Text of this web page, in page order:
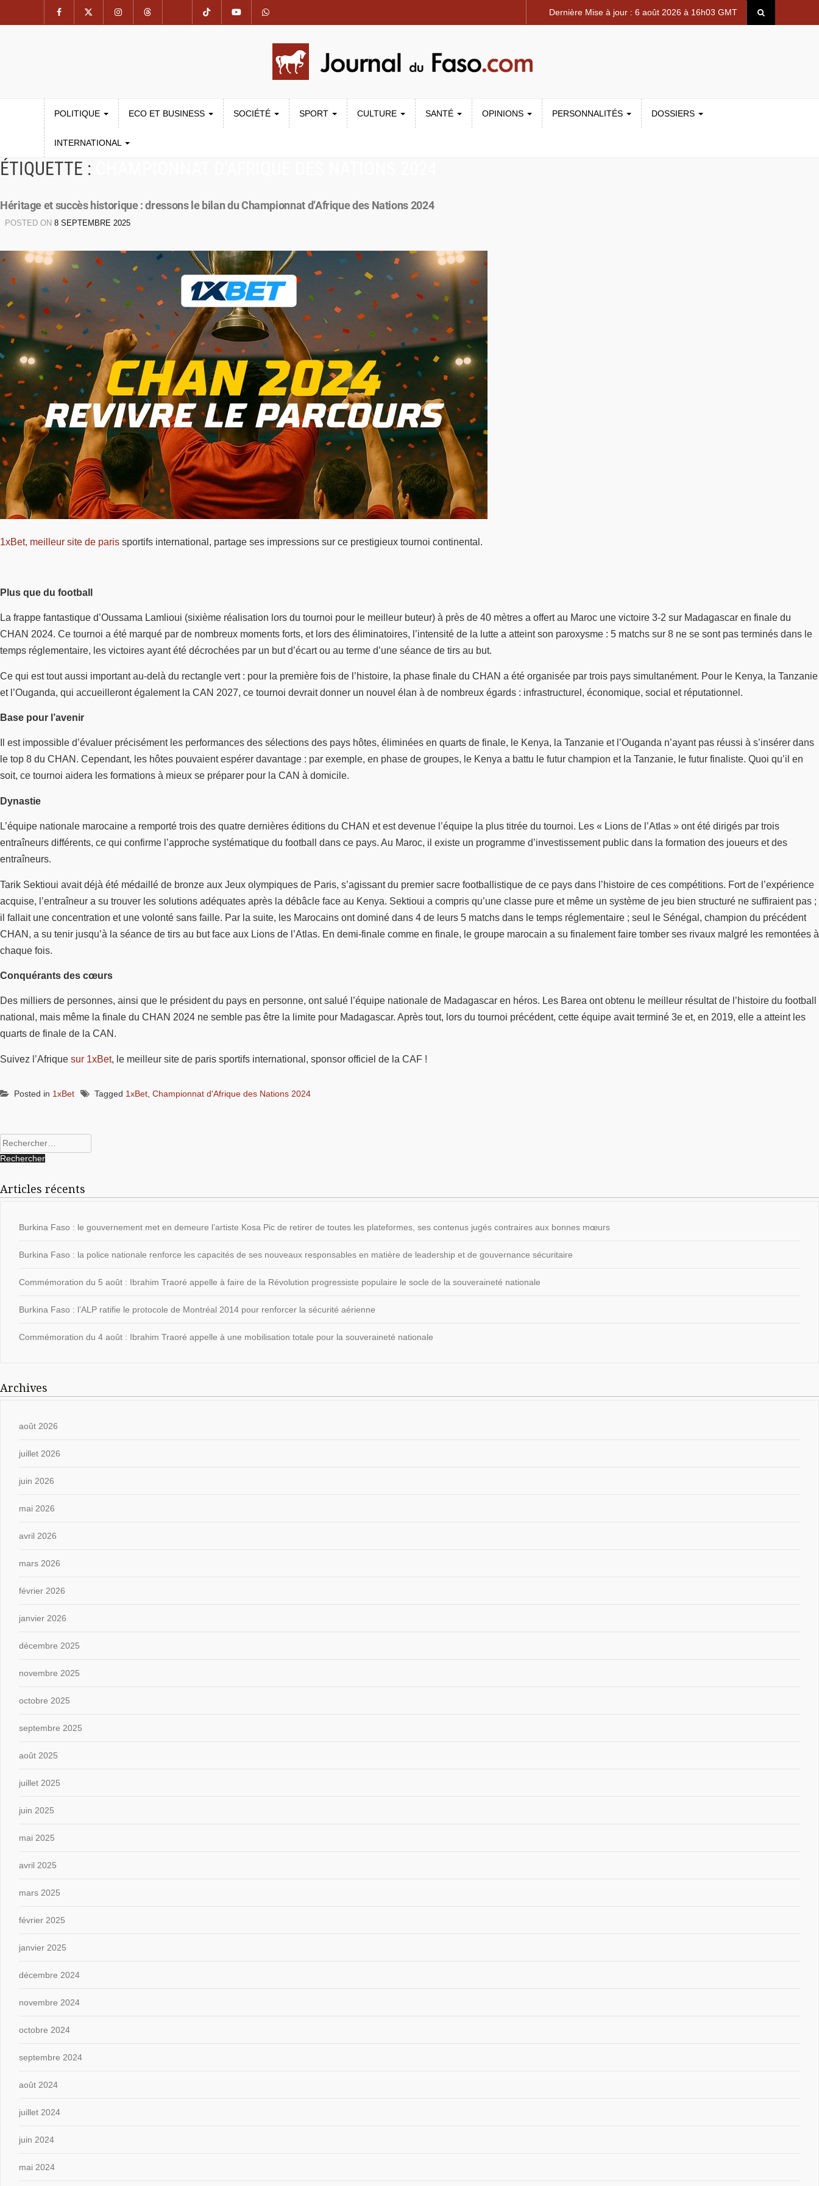
Dernière Mise à jour : 6 août 2026 à 16h03 GMT
POLITIQUE ECO ET BUSINESS SOCIÉTÉ SPORT CULTURE SANTÉ OPINIONS PERSONNALITÉS DOSSIERS
INTERNATIONAL
ÉTIQUETTE :
Héritage et succès historique : dressons le bilan du Championnat d’Afrique des Nations 2024
POSTED ON 8 SEPTEMBRE 2025
1xBet, meilleur site de paris sportifs international, partage ses impressions sur ce prestigieux tournoi continental.
Plus que du football
La frappe fantastique d’Oussama Lamlioui (sixième réalisation lors du tournoi pour le meilleur buteur) à près de 40 mètres a offert au Maroc une victoire 3-2 sur Madagascar en finale du
CHAN 2024. Ce tournoi a été marqué par de nombreux moments forts, et lors des éliminatoires, l’intensité de la lutte a atteint son paroxysme : 5 matchs sur 8 ne se sont pas terminés dans le
temps réglementaire, les victoires ayant été décrochées par un but d’écart ou au terme d’une séance de tirs au but.
Ce qui est tout aussi important au-delà du rectangle vert : pour la première fois de l’histoire, la phase finale du CHAN a été organisée par trois pays simultanément. Pour le Kenya, la Tanzanie
et l’Ouganda, qui accueilleront également la CAN 2027, ce tournoi devrait donner un nouvel élan à de nombreux égards : infrastructurel, économique, social et réputationnel.
Base pour l’avenir
Il est impossible d’évaluer précisément les performances des sélections des pays hôtes, éliminées en quarts de finale, le Kenya, la Tanzanie et l’Ouganda n’ayant pas réussi à s’insérer dans
le top 8 du CHAN. Cependant, les hôtes pouvaient espérer davantage : par exemple, en phase de groupes, le Kenya a battu le futur champion et la Tanzanie, le futur finaliste. Quoi qu’il en
soit, ce tournoi aidera les formations à mieux se préparer pour la CAN à domicile.
Dynastie
L’équipe nationale marocaine a remporté trois des quatre dernières éditions du CHAN et est devenue l’équipe la plus titrée du tournoi. Les « Lions de l’Atlas » ont été dirigés par trois
entraîneurs différents, ce qui confirme l’approche systématique du football dans ce pays. Au Maroc, il existe un programme d’investissement public dans la formation des joueurs et des
entraîneurs.
Tarik Sektioui avait déjà été médaillé de bronze aux Jeux olympiques de Paris, s’agissant du premier sacre footballistique de ce pays dans l’histoire de ces compétitions. Fort de l’expérience
acquise, l’entraîneur a su trouver les solutions adéquates après la débâcle face au Kenya. Sektioui a compris qu’une classe pure et même un système de jeu bien structuré ne suffiraient pas ;
il fallait une concentration et une volonté sans faille. Par la suite, les Marocains ont dominé dans 4 de leurs 5 matchs dans le temps réglementaire ; seul le Sénégal, champion du précédent
CHAN, a su tenir jusqu’à la séance de tirs au but face aux Lions de l’Atlas. En demi-finale comme en finale, le groupe marocain a su finalement faire tomber ses rivaux malgré les remontées à
chaque fois.
Conquérants des cœurs
Des milliers de personnes, ainsi que le président du pays en personne, ont salué l’équipe nationale de Madagascar en héros. Les Barea ont obtenu le meilleur résultat de l’histoire du football
national, mais même la finale du CHAN 2024 ne semble pas être la limite pour Madagascar. Après tout, lors du tournoi précédent, cette équipe avait terminé 3e et, en 2019, elle a atteint les
quarts de finale de la CAN.
Suivez l’Afrique sur 1xBet, le meilleur site de paris sportifs international, sponsor officiel de la CAF !
Posted in 1xBet Tagged 1xBet Championnat d'Afrique des Nations 2024
Rechercher :
Articles récents
Burkina Faso : le gouvernement met en demeure l’artiste Kosa Pic de retirer de toutes les plateformes, ses contenus jugés contraires aux bonnes mœurs
Burkina Faso : la police nationale renforce les capacités de ses nouveaux responsables en matière de leadership et de gouvernance sécuritaire
Commémoration du 5 août : Ibrahim Traoré appelle à faire de la Révolution progressiste populaire le socle de la souveraineté nationale
Burkina Faso : l’ALP ratifie le protocole de Montréal 2014 pour renforcer la sécurité aérienne
Commémoration du 4 août : Ibrahim Traoré appelle à une mobilisation totale pour la souveraineté nationale
Archives
août 2026
juillet 2026
juin 2026
mai 2026
avril 2026
mars 2026
février 2026
janvier 2026
décembre 2025
novembre 2025
octobre 2025
septembre 2025
août 2025
juillet 2025
juin 2025
mai 2025
avril 2025
mars 2025
février 2025
janvier 2025
décembre 2024
novembre 2024
octobre 2024
septembre 2024
août 2024
juillet 2024
juin 2024
mai 2024